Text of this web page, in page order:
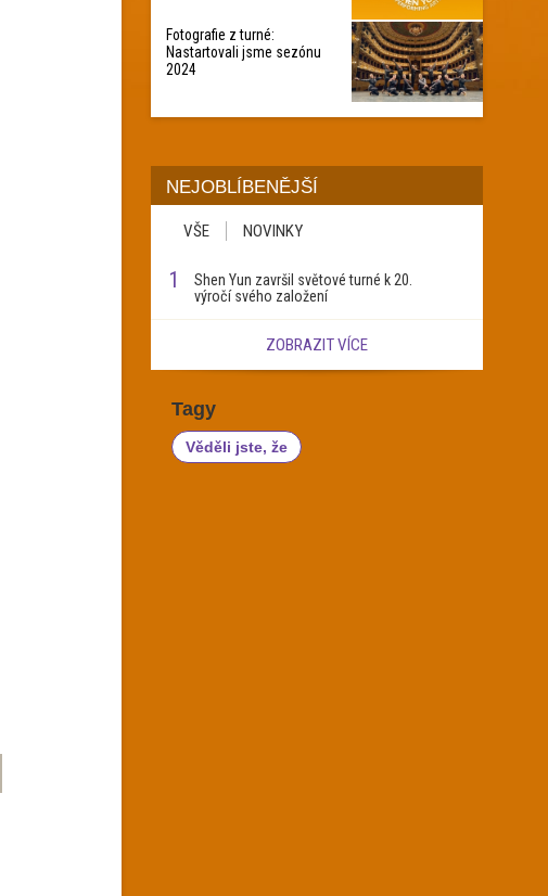
Fotografie z turné:
Nastartovali jsme sezónu
2024
NEJOBLÍBENĚJŠÍ
VŠE NOVINKY
1
Shen Yun završil světové turné k 20.
výročí svého založení
ZOBRAZIT VÍCE
Tagy
Věděli jste, že